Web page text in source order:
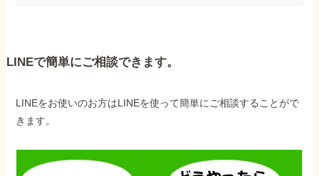
LINEで簡単にご相談できます。
LINEをお使いのお方はLINEを使って簡単にご相談することがで
きます。